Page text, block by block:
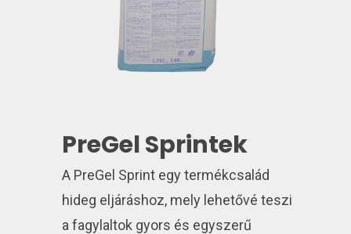
PreGel Sprintek
A PreGel Sprint egy termékcsalád
hideg eljáráshoz, mely lehetővé teszi
a fagylaltok gyors és egyszerű